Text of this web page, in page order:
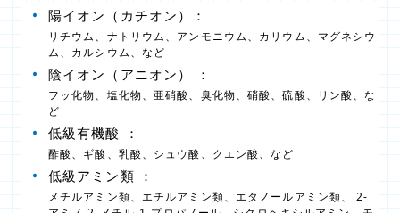
陽イオン（カチオン）：
リチウム、ナトリウム、アンモニウム、カリウム、マグネシウ
ム、カルシウム、など
陰イオン（アニオン） ：
フッ化物、塩化物、亜硝酸、臭化物、硝酸、硫酸、リン酸、な
ど
低級有機酸 ：
酢酸、ギ酸、乳酸、シュウ酸、クエン酸、など
低級アミン類 ：
メチルアミン類、エチルアミン類、エタノールアミン類、 2-